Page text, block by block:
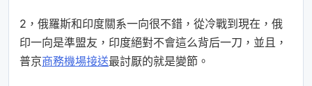
2，俄羅斯和印度關系一向很不錯，從冷戰到現在，俄
印一向是準盟友，印度絕對不會這么背后一刀，並且，
普京商務機場接送最討厭的就是變節。